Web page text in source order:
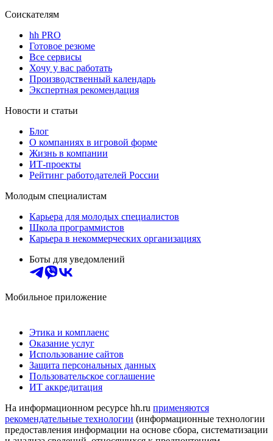
Соискателям
hh PRO
Готовое резюме
Все сервисы
Хочу у вас работать
Производственный календарь
Экспертная рекомендация
Новости и статьи
Блог
О компаниях в игровой форме
Жизнь в компании
ИТ-проекты
Рейтинг работодателей России
Молодым специалистам
Карьера для молодых специалистов
Школа программистов
Карьера в некоммерческих организациях
Боты для уведомлений
Мобильное приложение
Этика и комплаенс
Оказание услуг
Использование сайтов
Защита персональных данных
Пользовательское соглашение
ИТ аккредитация
На информационном ресурсе hh.ru применяются
рекомендательные технологии (информационные технологии
предоставления информации на основе сбора, систематизации